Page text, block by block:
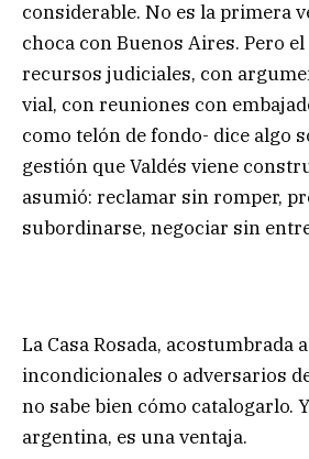
considerable. No es la primera
choca con Buenos Aires. Pero
recursos judiciales, con
vial, con reuniones con
como telón de fondo- dice algo
gestión que Valdés viene
asumió: reclamar sin romper,
subordinarse, negociar sin
La Casa Rosada, acostumbrada
incondicionales o adversarios
no sabe bien cómo catalogarlo.
argentina, es una ventaja.